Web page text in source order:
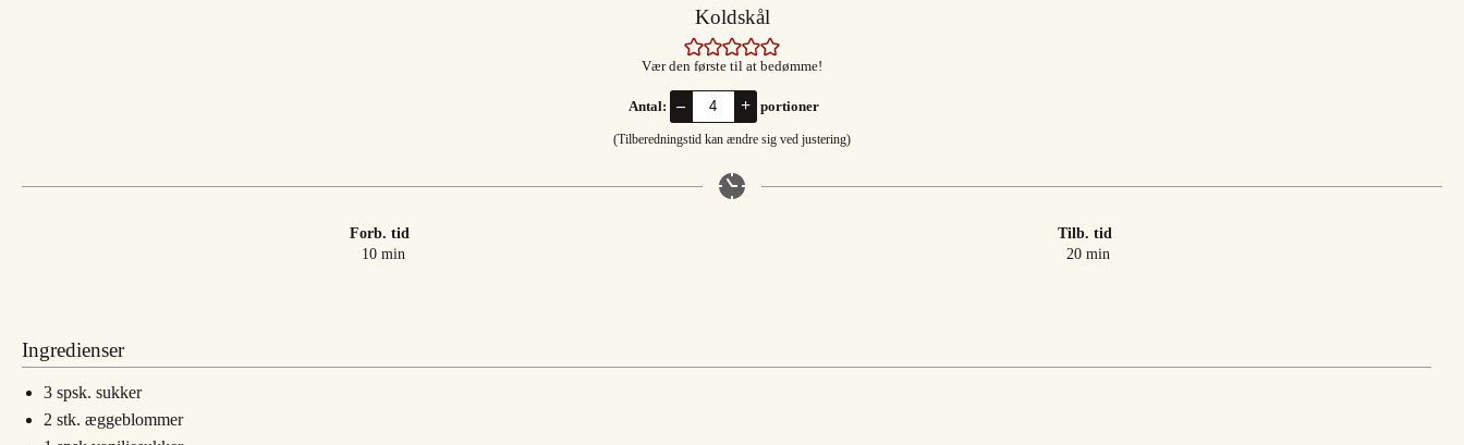
Koldskål
Vær den første til at bedømme!
Antal: – + portioner
(Tilberedningstid kan ændre sig ved justering)
Forb. tid
10minutter
min
Tilb. tid
20minutter
min
Ingredienser
3 spsk. sukker
2 stk. æggeblommer